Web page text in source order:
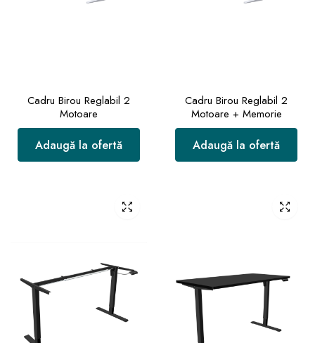
Cadru Birou Reglabil 2
Motoare
Adaugă la ofertă
Cadru Birou Reglabil 2
Motoare + Memorie
Adaugă la ofertă